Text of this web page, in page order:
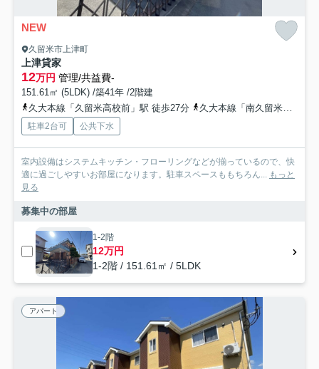
NEW
久留米市上津町
上津貸家
12万円 管理/共益費-
151.61㎡ (5LDK) /築41年 /2階建
久大本線「久留米高校前」駅 徒歩27分
久大本線「南久留米」駅 徒歩35分
駐車2台可 公共下水
室内設備はシステムキッチン・フローリングなどが揃っているので、快
適に過ごしやすいお部屋になります。駐車スペースももちろん...
もっと
見る
募集中の部屋
1-2階
12万円
1-2階 / 151.61㎡ / 5LDK
アパート